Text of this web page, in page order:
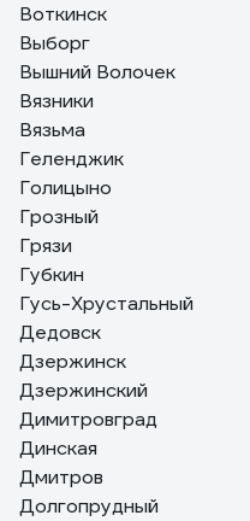
Воткинск
Выборг
Вышний Волочек
Вязники
Вязьма
Геленджик
Голицыно
Грозный
Грязи
Губкин
Гусь-Хрустальный
Дедовск
Дзержинск
Дзержинский
Димитровград
Динская
Дмитров
Долгопрудный